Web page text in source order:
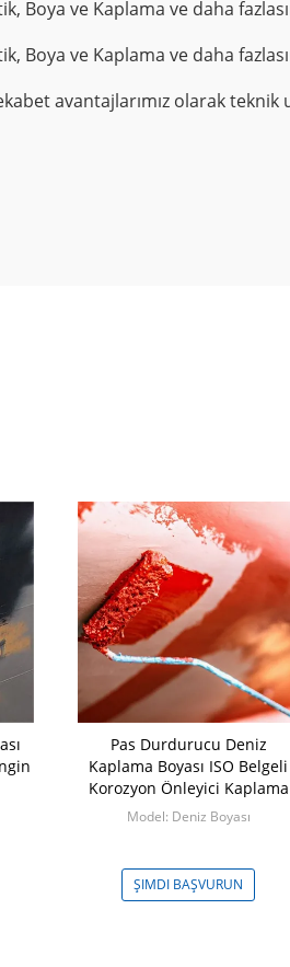
Boya ve Kaplama ve daha
Boya ve Kaplama ve daha
avantajlarımız olarak
Pas Durdurucu Deniz
Kaplama Boyası ISO Belgeli
Korozyon Önleyici Kaplama
Model: Deniz Boyası
ŞIMDI BAŞVURUN